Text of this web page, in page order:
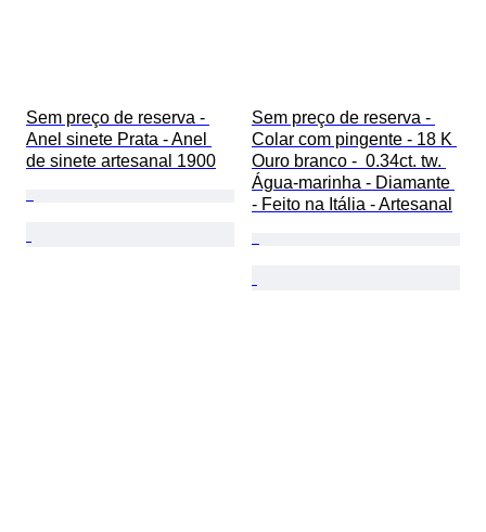
Sem preço de reserva -
Anel sinete Prata - Anel
de sinete artesanal 1900
Sem preço de reserva -
Colar com pingente - 18 K
Ouro branco -  0.34ct. tw.
Água-marinha - Diamante
- Feito na Itália - Artesanal